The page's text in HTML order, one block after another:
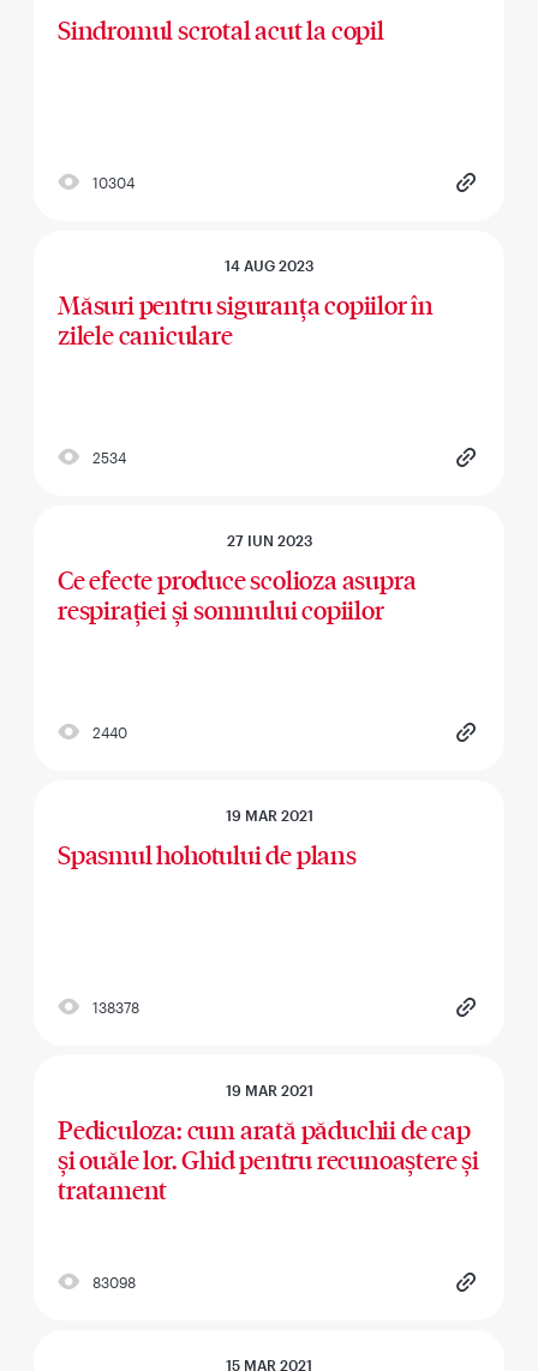
Sindromul scrotal acut la copil
10304
14 AUG 2023
Măsuri pentru siguranța copiilor în
zilele caniculare
2534
27 IUN 2023
Ce efecte produce scolioza asupra
respirației și somnului copiilor
2440
19 MAR 2021
Spasmul hohotului de plans
138378
19 MAR 2021
Pediculoza: cum arată păduchii de cap
și ouăle lor. Ghid pentru recunoaștere și
tratament
83098
15 MAR 2021